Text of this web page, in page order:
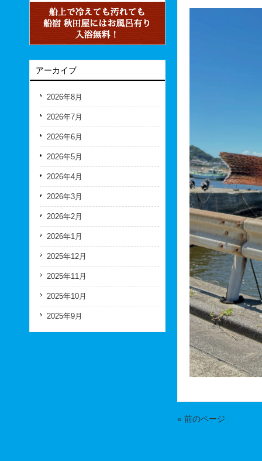
« 前のページ
アーカイブ
2026年8月
2026年7月
2026年6月
2026年5月
2026年4月
2026年3月
2026年2月
2026年1月
2025年12月
2025年11月
2025年10月
2025年9月